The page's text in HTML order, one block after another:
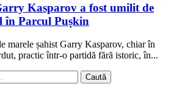
Kasparov a fost umilit de
în Parcul Pușkin
marele șahist Garry Kasparov, chiar în
practic într-o partidă fără istoric, în...